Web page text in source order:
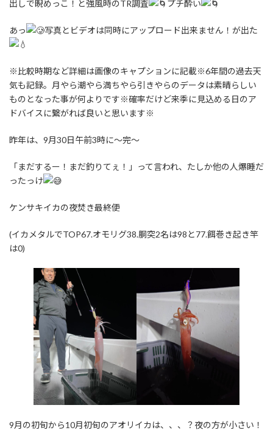
出しで睨めっこ！と強風時のTR調査
プチ酔い
あっ 写真とビデオは同時にアップロード出来ません！が出た
※比較時期など詳細は画像のキャプションに記載※6年間の過去天
気も記録。月やら潮やら満ちやら引きやらのデータは素晴らしい
ものとなった事が何よりです※確率だけど来季に見込める日のア
ドバイスに繋がれば良いと思います※
昨年は、9月30日午前3時に～完～
「まだするー！まだ釣りてぇ！」って言われ、たしか他の人爆睡だ
ったっけ
ケンサキイカの夜焚き最終便
(イカメタルでTOP67.オモリグ38.胴突2名は98と77.餌巻き起き竿
は0)
9月の初旬から10月初旬のアオリイカは、、、？夜の方が小さい！